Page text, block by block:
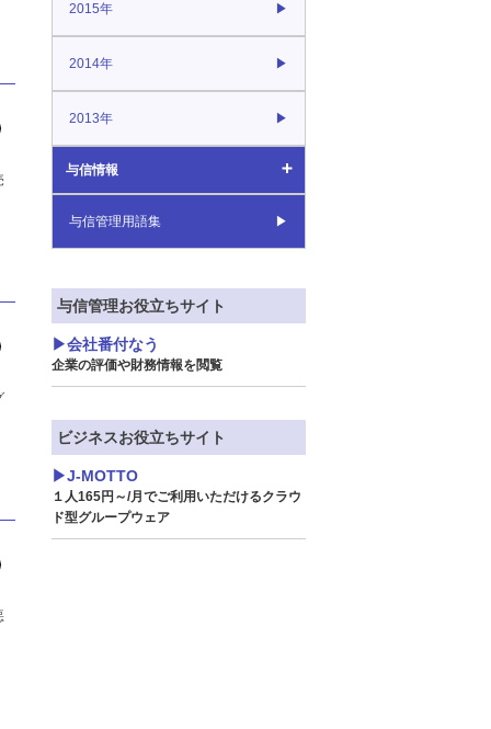
2015年
2014年
2013年
与信情報
与信情報
2024年
2023年
2022年
与信管理用語集
与信管理お役立ちサイト
会社番付なう
企業の評価や財務情報を閲覧
ビジネスお役立ちサイト
J-MOTTO
１人165円～/月でご利用いただけるクラウ
ド型グループウェア